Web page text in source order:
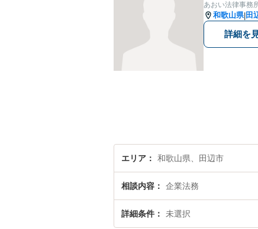
あおい法律事務
和歌山県|田
詳細を
エリア 和歌山県、田辺市
相談内容 企業法務
詳細条件 未選択